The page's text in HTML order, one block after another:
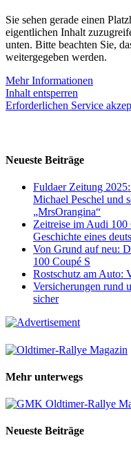
Sie sehen gerade einen
eigentlichen Inhalt
unten. Bitte beachten Sie,
weitergegeben werden.
Mehr Informationen
Inhalt entsperren
Erforderlichen Service
Neueste Beiträge
Fuldaer Zeitung
Michael Peschel und
„MrsOrangina“
Zeitreise im Audi
Geschichte eines
Von Grund auf neu:
100 Coupé S
Rostschutz am Auto:
Versicherungen rund
sicher
Mehr unterwegs
Neueste Beiträge